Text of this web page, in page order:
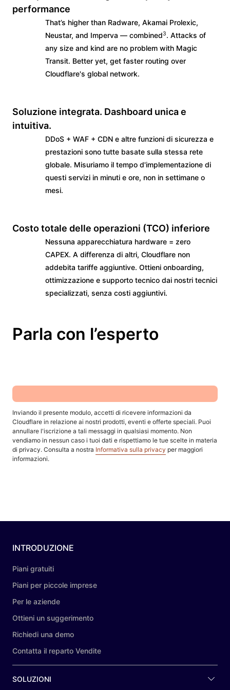
performance
That’s higher than Radware, Akamai Prolexic,
Neustar, and Imperva — combined3. Attacks of
any size and kind are no problem with Magic
Transit. Better yet, get faster routing over
Cloudflare's global network.
Soluzione integrata. Dashboard unica e
intuitiva.
DDoS + WAF + CDN e altre funzioni di sicurezza e
prestazioni sono tutte basate sulla stessa rete
globale. Misuriamo il tempo d'implementazione di
questi servizi in minuti e ore, non in settimane o
mesi.
Costo totale delle operazioni (TCO) inferiore
Nessuna apparecchiatura hardware = zero
CAPEX. A differenza di altri, Cloudflare non
addebita tariffe aggiuntive. Ottieni onboarding,
ottimizzazione e supporto tecnico dai nostri tecnici
specializzati, senza costi aggiuntivi.
Parla con l’esperto
Inviando il presente modulo, accetti di ricevere informazioni da
Cloudflare in relazione ai nostri prodotti, eventi e offerte speciali. Puoi
annullare l'iscrizione a tali messaggi in qualsiasi momento. Non
vendiamo in nessun caso i tuoi dati e rispettiamo le tue scelte in materia
di privacy. Consulta a nostra Informativa sulla privacy per maggiori
informazioni.
INTRODUZIONE
Piani gratuiti
Piani per piccole imprese
Per le aziende
Ottieni un suggerimento
Richiedi una demo
Contatta il reparto Vendite
SOLUZIONI